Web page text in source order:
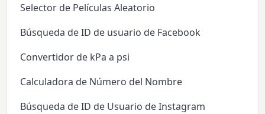
Selector de Películas Aleatorio
Búsqueda de ID de usuario de Facebook
Convertidor de kPa a psi
Calculadora de Número del Nombre
Búsqueda de ID de Usuario de Instagram